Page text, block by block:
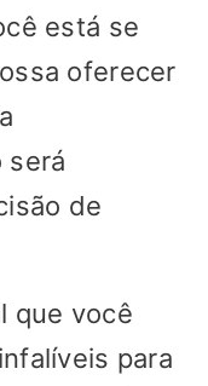
está se
oferecer
será
de
que você
para